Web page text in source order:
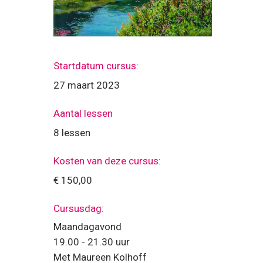
Startdatum cursus:
27 maart 2023
Aantal lessen
8 lessen
Kosten van deze cursus:
€ 150,00
Cursusdag:
Maandagavond
19.00 - 21.30 uur
Met Maureen Kolhoff